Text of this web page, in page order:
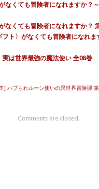
なくても冒険者になれますか？
なくても冒険者になれますか？
ト〉がなくても冒険者になれ
は世界最強の魔法使い 全08巻
] ハブられルーン使いの異世界冒険譚
Comments are closed.